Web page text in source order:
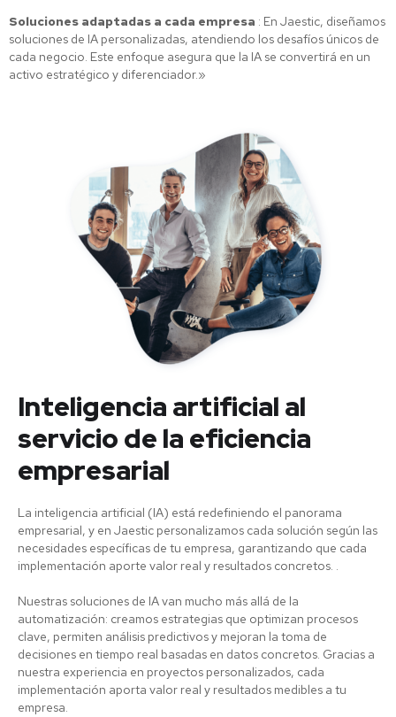
Soluciones adaptadas a cada empresa : En Jaestic, diseñamos
soluciones de IA personalizadas, atendiendo los desafíos únicos de
cada negocio. Este enfoque asegura que la IA se convertirá en un
activo estratégico y diferenciador.»
Inteligencia artificial al
servicio de la eficiencia
empresarial
La inteligencia artificial (IA) está redefiniendo el panorama
empresarial, y en Jaestic personalizamos cada solución según las
necesidades específicas de tu empresa, garantizando que cada
implementación aporte valor real y resultados concretos. .
Nuestras soluciones de IA van mucho más allá de la
automatización: creamos estrategias que optimizan procesos
clave, permiten análisis predictivos y mejoran la toma de
decisiones en tiempo real basadas en datos concretos. Gracias a
nuestra experiencia en proyectos personalizados, cada
implementación aporta valor real y resultados medibles a tu
empresa.